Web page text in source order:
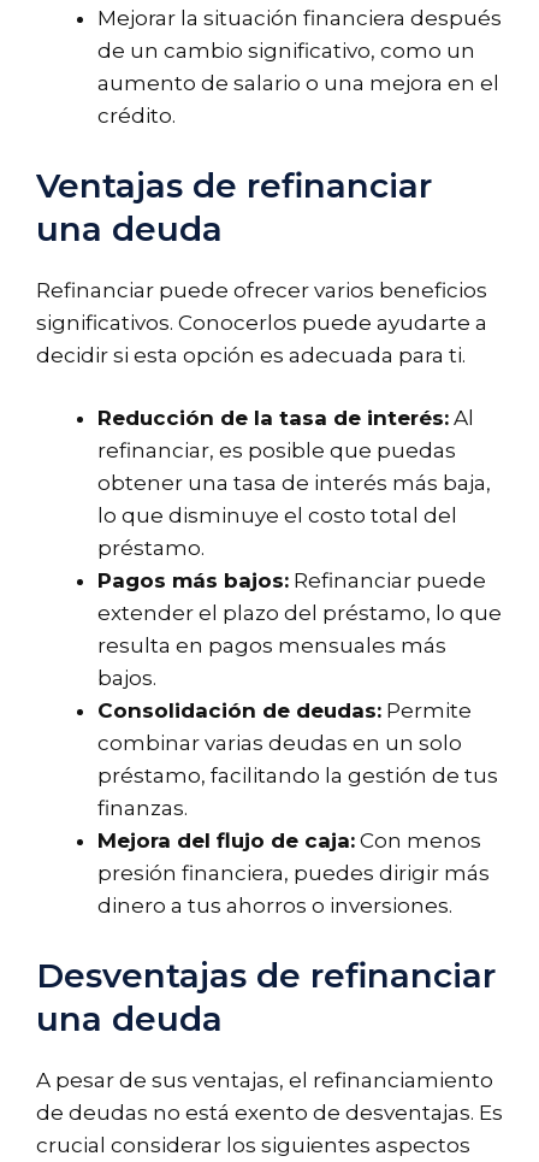
Mejorar la situación financiera después
de un cambio significativo, como un
aumento de salario o una mejora en el
crédito.
Ventajas de refinanciar
una deuda
Refinanciar puede ofrecer varios beneficios
significativos. Conocerlos puede ayudarte a
decidir si esta opción es adecuada para ti.
Reducción de la tasa de interés: Al
refinanciar, es posible que puedas
obtener una tasa de interés más baja,
lo que disminuye el costo total del
préstamo.
Pagos más bajos: Refinanciar puede
extender el plazo del préstamo, lo que
resulta en pagos mensuales más
bajos.
Consolidación de deudas: Permite
combinar varias deudas en un solo
préstamo, facilitando la gestión de tus
finanzas.
Mejora del flujo de caja: Con menos
presión financiera, puedes dirigir más
dinero a tus ahorros o inversiones.
Desventajas de refinanciar
una deuda
A pesar de sus ventajas, el refinanciamiento
de deudas no está exento de desventajas. Es
crucial considerar los siguientes aspectos